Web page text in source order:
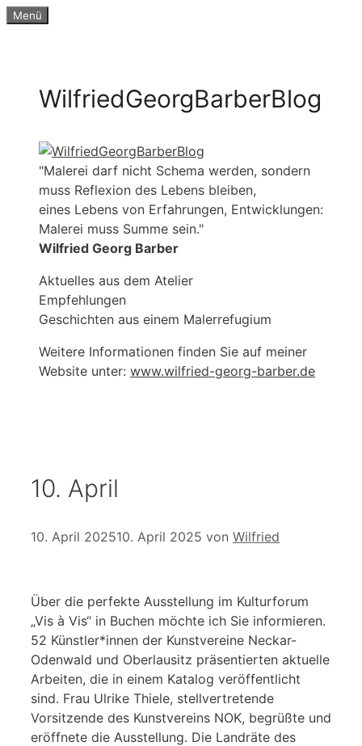
Zum
Menü
WilfriedGeorgBarberBlog
"Malerei darf nicht Schema werden, sondern
muss Reflexion des Lebens bleiben,
eines Lebens von Erfahrungen, Entwicklungen:
Malerei muss Summe sein."
Wilfried Georg Barber
Aktuelles aus dem Atelier
Empfehlungen
Geschichten aus einem Malerrefugium
Weitere Informationen finden Sie auf meiner
Website unter: www.wilfried-georg-barber.de
10. April
10. April 202510. April 2025 von Wilfried
Über die perfekte Ausstellung im Kulturforum
„Vis à Vis“ in Buchen möchte ich Sie informieren.
52 Künstler*innen der Kunstvereine Neckar-
Odenwald und Oberlausitz präsentierten aktuelle
Arbeiten, die in einem Katalog veröffentlicht
sind. Frau Ulrike Thiele, stellvertretende
Vorsitzende des Kunstvereins NOK, begrüßte und
eröffnete die Ausstellung. Die Landräte des